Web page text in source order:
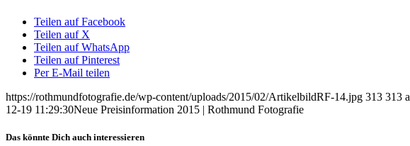
Teilen auf Facebook
Teilen auf X
Teilen auf WhatsApp
Teilen auf Pinterest
Per E-Mail teilen
https://rothmundfotografie.de/wp-content/uploads/2015/02/ArtikelbildRF-14.jpg 313 313
12-19 11:29:30Neue Preisinformation 2015 | Rothmund Fotografie
Das könnte Dich auch interessieren